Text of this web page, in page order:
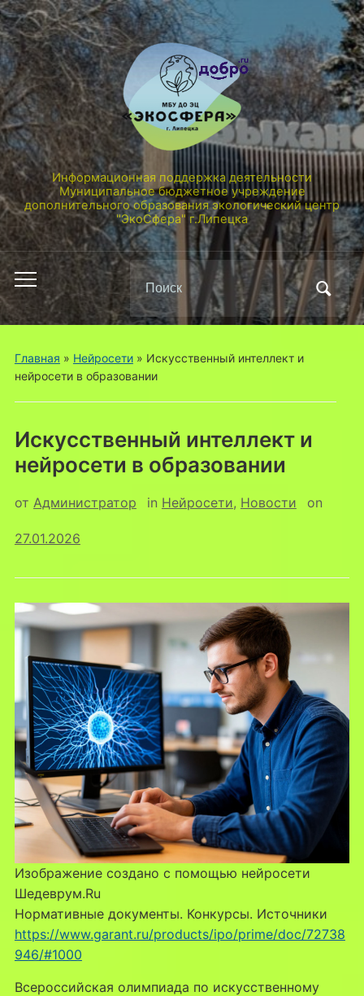
Информационная поддержка деятельности
Муниципальное бюджетное учреждение
дополнительного образования экологический центр
"ЭкоСфера" г.Липецка
Переключить
мобильное
меню
Поиск
по:
Главная » Нейросети» Искусственный интеллект и
нейросети в образовании
Искусственный интеллект и
нейросети в образовании
от Администратор in Нейросети, Новости on
27.01.2026
Изображение создано с помощью нейросети
Шедеврум.Ru
Нормативные документы. Конкурсы. Источники
https://www.garant.ru/products/ipo/prime/doc/72738
946/#1000
Всероссийская олимпиада по искусственному